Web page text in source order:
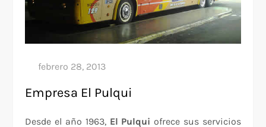
Empresa El Pulqui
Desde el año 1963, El Pulqui ofrece sus servicios